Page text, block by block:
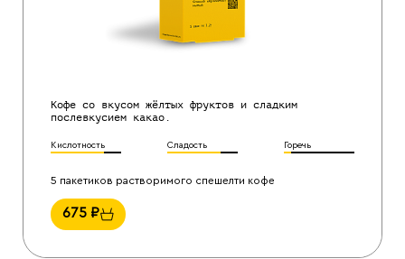
Кофе со вкусом жёлтых фруктов и сладким
послевкусием какао.
Кислотность Сладость Горечь
5 пакетиков растворимого спешелти кофе
675 ₽